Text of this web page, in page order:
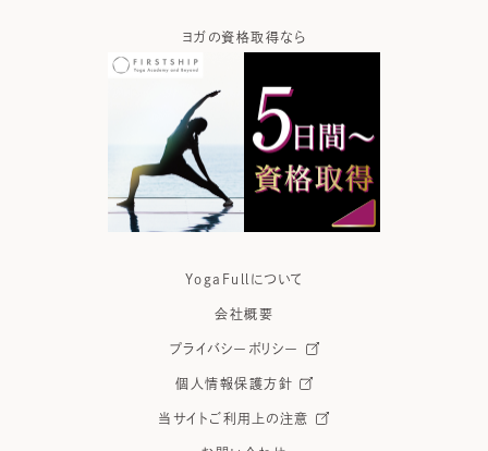
ヨガの資格取得なら
YogaFullについて
会社概要
プライバシーポリシー
個人情報保護方針
当サイトご利用上の注意